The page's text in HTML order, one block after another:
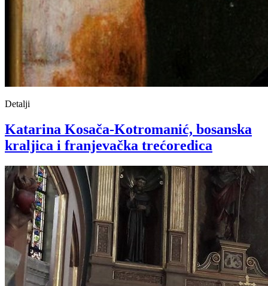
Detalji
Katarina Kosača-Kotromanić, bosanska
kraljica i franjevačka trećoredica